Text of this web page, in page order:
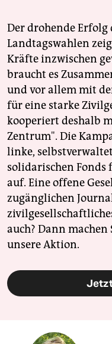
Der drohende Erfolg
Landtagswahlen
Kräfte inzwischen
braucht es
und vor allem mit
für eine starke
kooperiert deshalb
Zentrum". Die
linke,
solidarischen Fonds
auf. Eine offene
zugänglichen
auch? Dann
unsere Aktion.